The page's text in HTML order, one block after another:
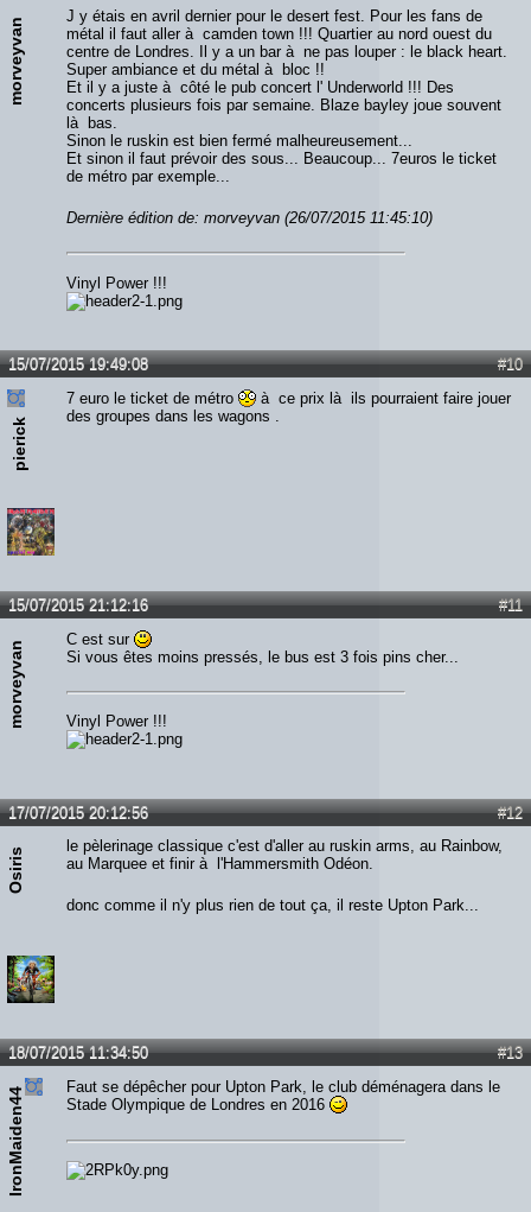
morveyvan
J y étais en avril dernier pour le desert fest. Pour les fans de
métal il faut aller à camden town !!! Quartier au nord ouest du
centre de Londres. Il y a un bar à ne pas louper : le black heart.
Super ambiance et du métal à bloc !!
Et il y a juste à côté le pub concert l' Underworld !!! Des
concerts plusieurs fois par semaine. Blaze bayley joue souvent
là bas.
Sinon le ruskin est bien fermé malheureusement...
Et sinon il faut prévoir des sous... Beaucoup... 7euros le ticket
de métro par exemple...
Dernière édition de: morveyvan (26/07/2015 11:45:10)
Vinyl Power !!!
#10
15/07/2015 19:49:08
pierick
7 euro le ticket de métro
à ce prix là ils pourraient faire jouer
des groupes dans les wagons .
#11
15/07/2015 21:12:16
morveyvan
C est sur
Si vous êtes moins pressés, le bus est 3 fois pins cher...
Vinyl Power !!!
#12
17/07/2015 20:12:56
Osiris
le pèlerinage classique c'est d'aller au ruskin arms, au Rainbow,
au Marquee et finir à l'Hammersmith Odéon.
donc comme il n'y plus rien de tout ça, il reste Upton Park...
#13
18/07/2015 11:34:50
IronMaiden44
Faut se dépêcher pour Upton Park, le club déménagera dans le
Stade Olympique de Londres en 2016